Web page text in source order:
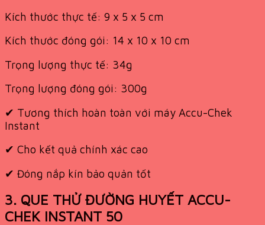
Kích thước thực tế: 9 x 5 x 5 cm
Kích thước đóng gói: 14 x 10 x 10 cm
Trọng lượng thực tế: 34g
Trọng lượng đóng gói: 300g
✔ Tương thích hoàn toàn với máy Accu-Chek
Instant
✔ Cho kết quả chính xác cao
✔ Đóng nắp kín bảo quản tốt
3. QUE THỬ ĐƯỜNG HUYẾT ACCU-
CHEK INSTANT 50